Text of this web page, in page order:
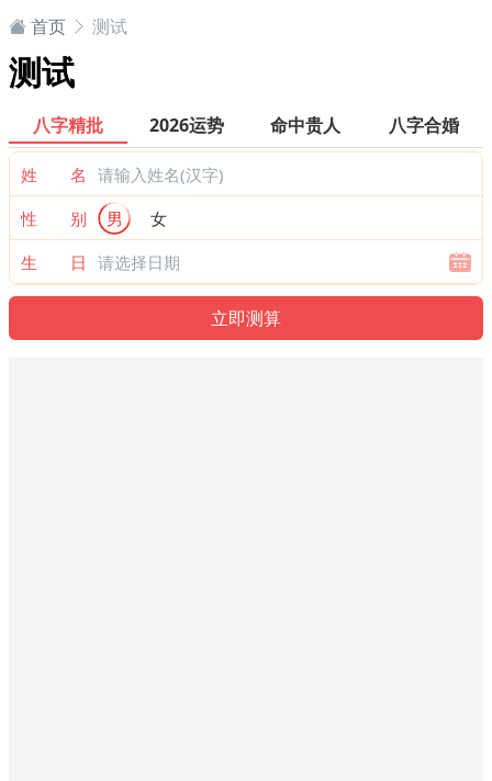
首页 测试
测试
八字精批 2026运势 命中贵人 八字合婚
姓 名
性 别
男
女
生 日